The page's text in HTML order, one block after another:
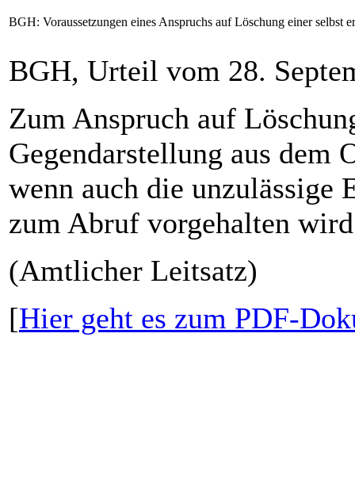
BGH: Voraussetzungen eines Anspruchs auf Löschung einer selbst
BGH, Urteil vom 28.
Zum Anspruch auf
Gegendarstellung aus dem
wenn auch die
zum Abruf vorgehalten wird
(Amtlicher Leitsatz)
[Hier geht es zum PDF-